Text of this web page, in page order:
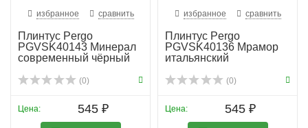
избранное сравнить
Плинтус Pergo
PGVSK40143 Минерал
современный чёрный
(0)
Цена: 545 ₽
избранное сравнить
Плинтус Pergo
PGVSK40136 Мрамор
итальянский
(0)
Цена: 545 ₽